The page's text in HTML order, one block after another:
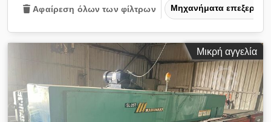
Αφαίρεση όλων των φίλτρων Μηχανήματα
Μικρή αγγελία